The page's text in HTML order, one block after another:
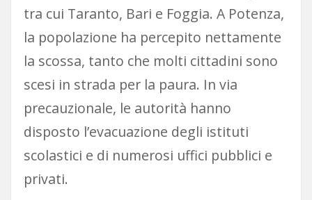
tra cui Taranto, Bari e Foggia. A Potenza,
la popolazione ha percepito nettamente
la scossa, tanto che molti cittadini sono
scesi in strada per la paura. In via
precauzionale, le autorità hanno
disposto l’evacuazione degli istituti
scolastici e di numerosi uffici pubblici e
privati.